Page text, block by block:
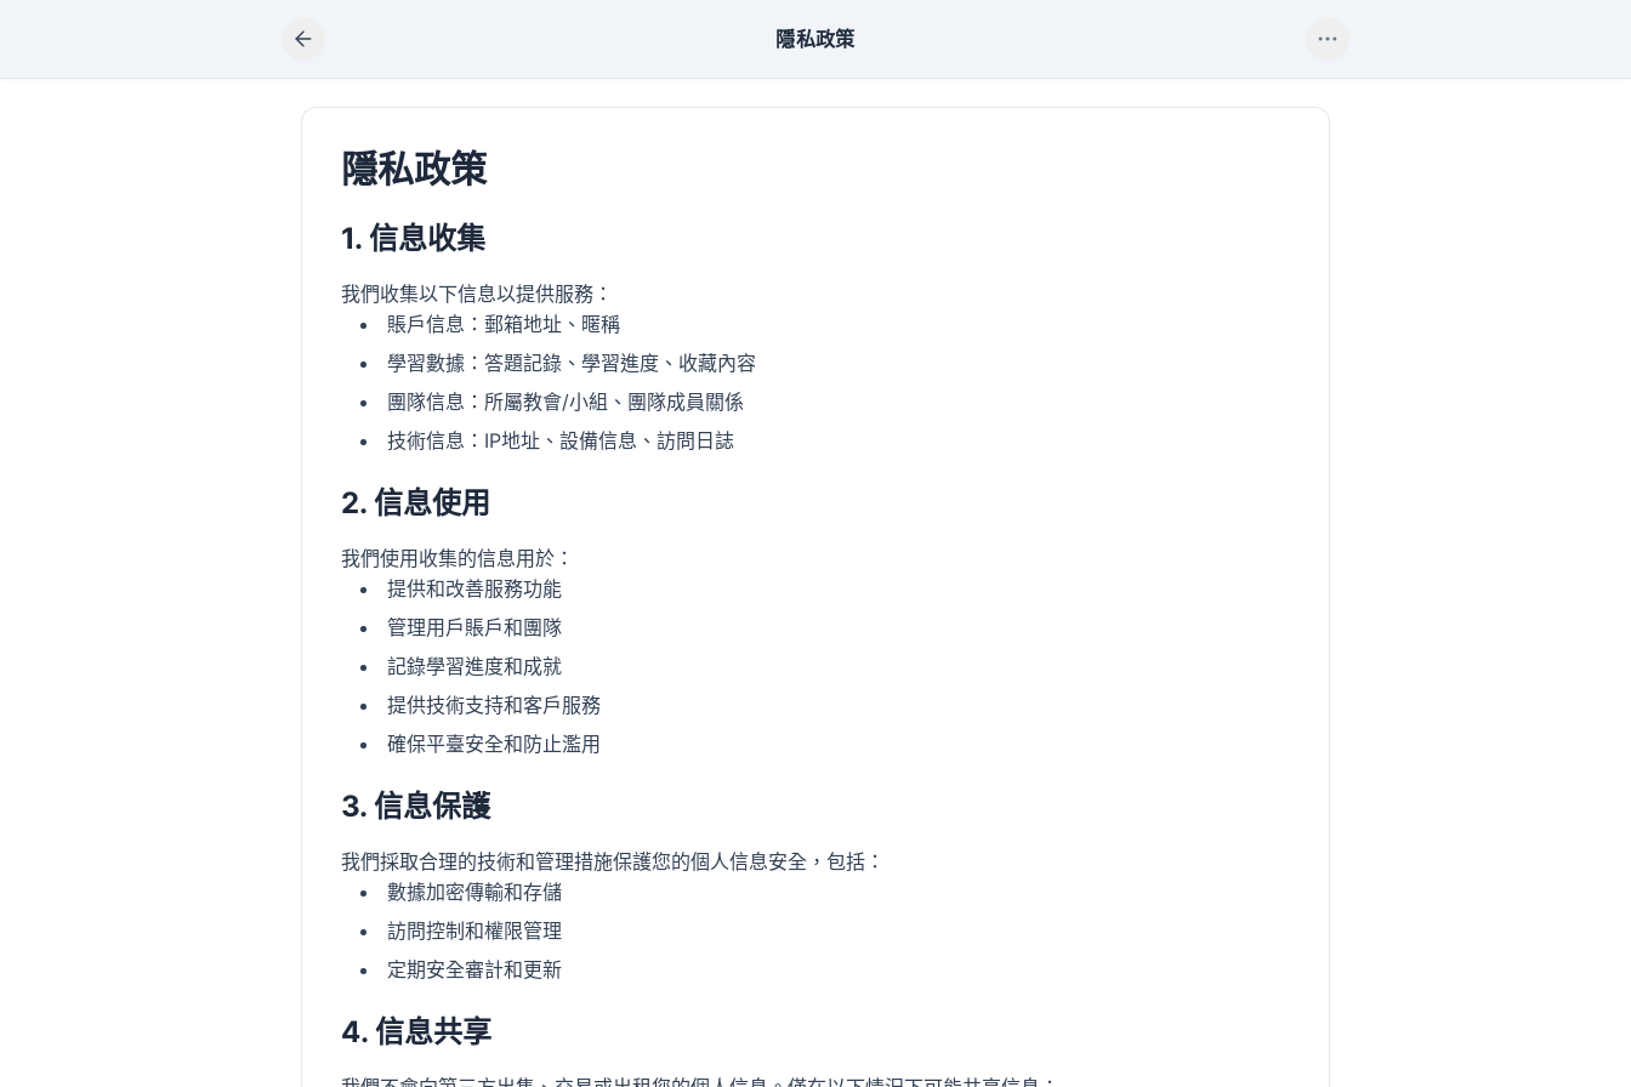
隱私政策
刷新
隱私政策
1. 信息收集
我們收集以下信息以提供服務：
賬戶信息：郵箱地址、暱稱
學習數據：答題記錄、學習進度、收藏內容
團隊信息：所屬教會/小組、團隊成員關係
技術信息：IP地址、設備信息、訪問日誌
2. 信息使用
我們使用收集的信息用於：
提供和改善服務功能
管理用戶賬戶和團隊
記錄學習進度和成就
提供技術支持和客戶服務
確保平臺安全和防止濫用
3. 信息保護
我們採取合理的技術和管理措施保護您的個人信息安全，包括：
數據加密傳輸和存儲
訪問控制和權限管理
定期安全審計和更新
4. 信息共享